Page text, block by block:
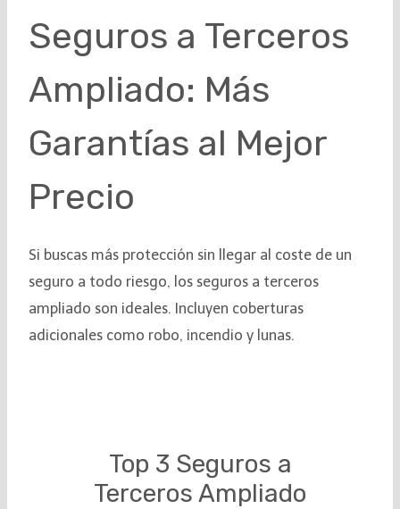
Seguros a Terceros
Ampliado: Más
Garantías al Mejor
Precio
Si buscas más protección sin llegar al coste de un
seguro a todo riesgo, los seguros a terceros
ampliado son ideales. Incluyen coberturas
adicionales como robo, incendio y lunas.
Top 3 Seguros a
Terceros Ampliado